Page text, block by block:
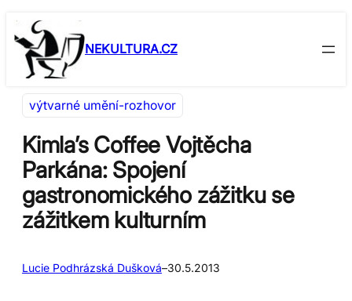
Přeskočit
na
obsah
Skip
to
content
NEKULTURA.CZ
výtvarné umění-rozhovor
Kimla’s Coffee Vojtěcha
Parkána: Spojení
gastronomického zážitku se
zážitkem kulturním
Lucie Podhrázská Dušková–30.5.2013